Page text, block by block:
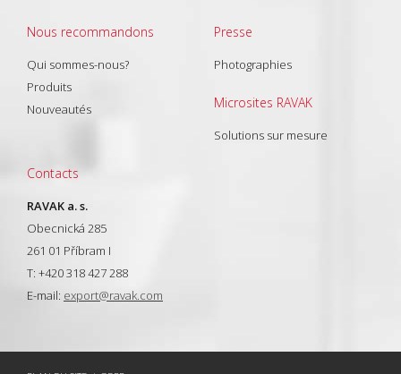
Nous recommandons
Qui sommes-nous?
Produits
Nouveautés
Presse
Photographies
Microsites RAVAK
Solutions sur mesure
Contacts
RAVAK a. s.
Obecnická 285
261 01 Příbram I
T: +420 318 427 288
E-mail: export@ravak.com